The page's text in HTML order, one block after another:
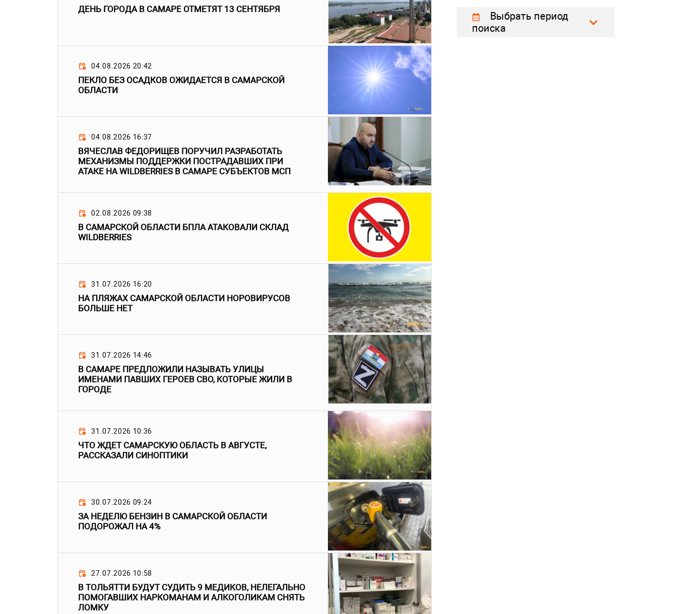
ДЕНЬ ГОРОДА В САМАРЕ ОТМЕТЯТ 13 СЕНТЯБРЯ
04.08.2026 20:42
ПЕКЛО БЕЗ ОСАДКОВ ОЖИДАЕТСЯ В САМАРСКОЙ
ОБЛАСТИ
04.08.2026 16:37
ВЯЧЕСЛАВ ФЕДОРИЩЕВ ПОРУЧИЛ РАЗРАБОТАТЬ
МЕХАНИЗМЫ ПОДДЕРЖКИ ПОСТРАДАВШИХ ПРИ
АТАКЕ НА WILDBERRIES В САМАРЕ СУБЪЕКТОВ МСП
02.08.2026 09:38
В САМАРСКОЙ ОБЛАСТИ БПЛА АТАКОВАЛИ СКЛАД
WILDBERRIES
31.07.2026 16:20
НА ПЛЯЖАХ САМАРСКОЙ ОБЛАСТИ НОРОВИРУСОВ
БОЛЬШЕ НЕТ
31.07.2026 14:46
В САМАРЕ ПРЕДЛОЖИЛИ НАЗЫВАТЬ УЛИЦЫ
ИМЕНАМИ ПАВШИХ ГЕРОЕВ СВО, КОТОРЫЕ ЖИЛИ В
ГОРОДЕ
31.07.2026 10:36
ЧТО ЖДЕТ САМАРСКУЮ ОБЛАСТЬ В АВГУСТЕ,
РАССКАЗАЛИ СИНОПТИКИ
30.07.2026 09:24
ЗА НЕДЕЛЮ БЕНЗИН В САМАРСКОЙ ОБЛАСТИ
ПОДОРОЖАЛ НА 4%
27.07.2026 10:58
В ТОЛЬЯТТИ БУДУТ СУДИТЬ 9 МЕДИКОВ, НЕЛЕГАЛЬНО
ПОМОГАВШИХ НАРКОМАНАМ И АЛКОГОЛИКАМ СНЯТЬ
ЛОМКУ
Выбрать период
поиска